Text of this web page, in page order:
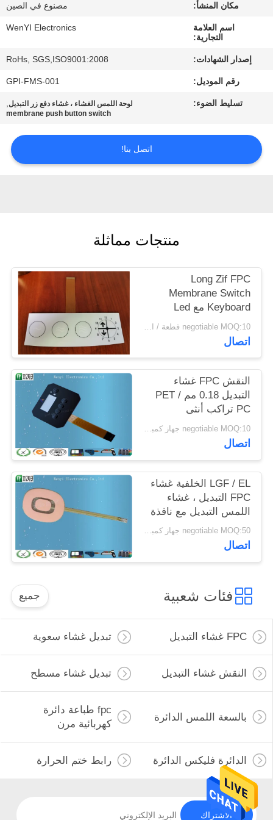
مراقبة
الجودة
اتصل
اطلب
اقتباس
PRIVACY
POLICY
مكان المنشأ: مصنوع في الصين
اسم العلامة
التجارية:
WenYI Electronics
إصدار الشهادات: RoHs, SGS,ISO9001:2008
رقم الموديل: GPI-FMS-001
تسليط الضوء: لوحة اللمس الغشاء ، غشاء دفع زر التبديل,
membrane push button switch
اتصل بنا!
منتجات مماثلة
Long Zif FPC
Membrane Switch
Keyboard مع Led
1.0mm الملعب 3 مفاتيح
negotiable MOQ:10 قطعة / الوحدة
اتصال
النقش FPC غشاء
التبديل 0.18 مم PET /
PC تراكب أنثى
negotiable MOQ:10 جهاز كمبيوتر شخصى / الكثير
اتصال
LGF / EL الخلفية غشاء
FPC التبديل ، غشاء
اللمس التبديل مع نافذة
اللون
negotiable MOQ:50 جهاز كمبيوتر شخصى / الكثير
اتصال
فئات شعبية جميع
FPC غشاء التبديل تبديل غشاء سعوية
النقش غشاء التبديل تبديل غشاء مسطح
بالسعة اللمس الدائرة
fpc طباعة دائرة
كهربائية مرن
الدائرة فليكس الدائرة رابط ختم الحرارة
الاشتراك